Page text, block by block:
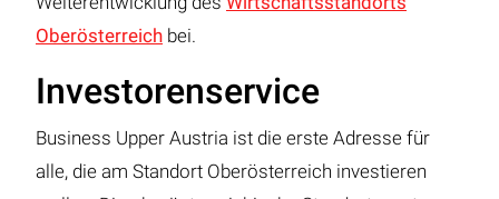
Oberösterreich bei.
Investorenservice
Business Upper Austria ist die erste Adresse für
alle, die am Standort Oberösterreich investieren